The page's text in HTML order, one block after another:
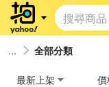
全部分類
最新上架